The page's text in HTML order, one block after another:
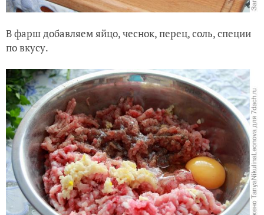
В фарш добавляем яйцо, чеснок, перец, соль, специи
по вкусу.